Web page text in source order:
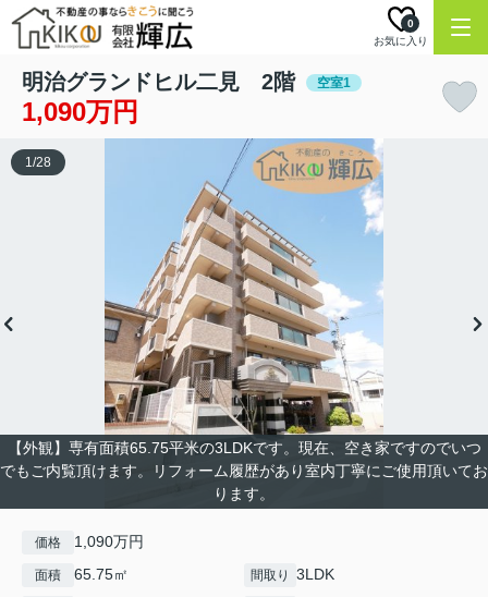
お気に入り
0
明治グランドヒル二見 2階 空室1
1,090万円
【外観】専有面積65.75平米の3LDKです。現在、空き家ですのでいつ
でもご内覧頂けます。リフォーム履歴があり室内丁寧にご使用頂いてお
ります。
1/28
価格 1,090万円
面積 65.75㎡ 間取り 3LDK